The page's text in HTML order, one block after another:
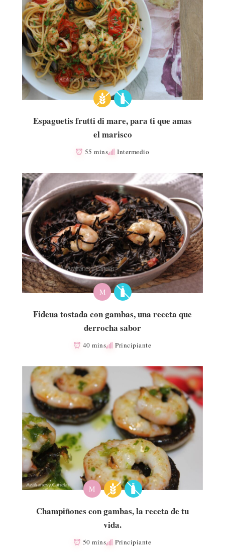
Espaguetis frutti di mare, para ti que amas
el marisco
55 mins Intermedio
M
Fideua tostada con gambas, una receta que
derrocha sabor
40 mins Principiante
M
Champiñones con gambas, la receta de tu
vida.
50 mins Principiante